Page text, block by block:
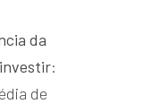
da
:
de